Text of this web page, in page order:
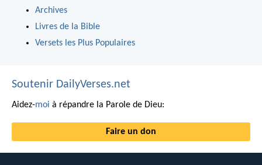
Archives
Livres de la Bible
Versets les Plus Populaires
Soutenir DailyVerses.net
Aidez-moi à répandre la Parole de Dieu:
Faire un don